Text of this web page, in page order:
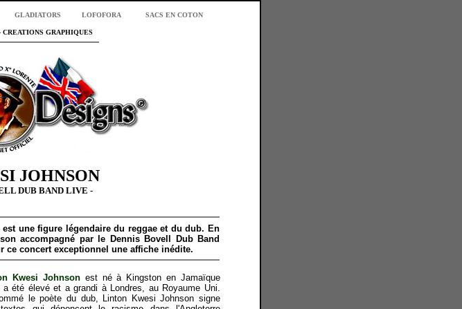
GLADIATORS LOFOFORA SACS EN COTON
GRAPHIQUES
JOHNSON
DUB BAND LIVE -
une figure légendaire du reggae et du dub. En
accompagné par le Dennis Bovell Dub Band
ce concert exceptionnel une affiche inédite.
Kwesi Johnsonest né à Kingston en Jamaïque
a été élevé et a grandi à Londres, au Royaume Uni.
le poète du dub, Linton Kwesi Johnson signe